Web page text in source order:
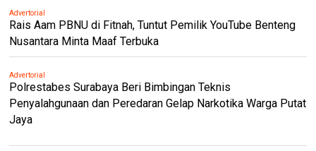
Advertorial
Rais Aam PBNU di Fitnah, Tuntut Pemilik YouTube Benteng
Nusantara Minta Maaf Terbuka
Advertorial
Polrestabes Surabaya Beri Bimbingan Teknis
Penyalahgunaan dan Peredaran Gelap Narkotika Warga Putat
Jaya